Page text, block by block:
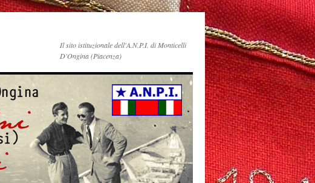
Il sito istituzionale dell'A.N.P.I. di Monticelli
D'Ongina (Piacenza)